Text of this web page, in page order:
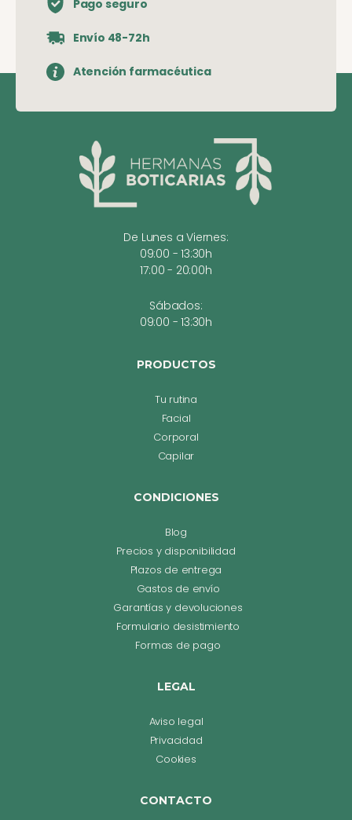
Pago seguro
Envío 48-72h
Atención farmacéutica
De Lunes a Viernes:
09:00 - 13:30h
17:00 - 20:00h
Sábados:
09:00 - 13:30h
PRODUCTOS
Tu rutina
Facial
Corporal
Capilar
CONDICIONES
Blog
Precios y disponibilidad
Plazos de entrega
Gastos de envío
Garantías y devoluciones
Formulario desistimiento
Formas de pago
LEGAL
Aviso legal
Privacidad
Cookies
CONTACTO